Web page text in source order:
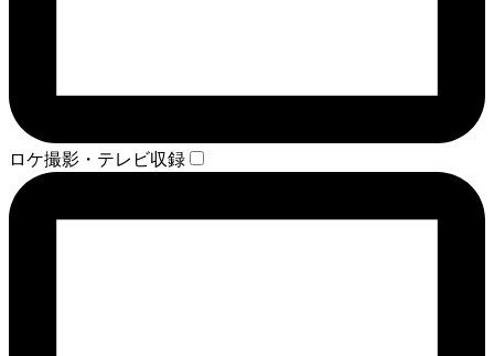
ロケ撮影・テレビ収録